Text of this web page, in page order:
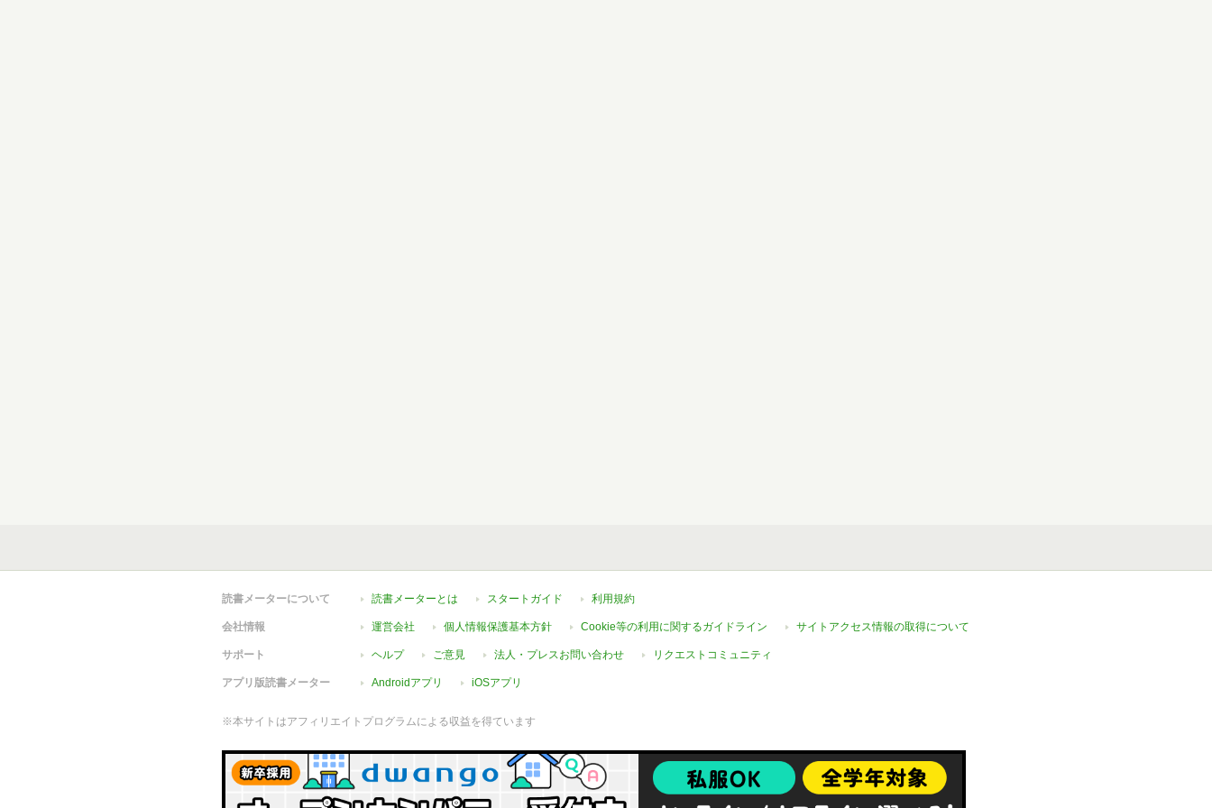
読書メーターについて 読書メーターとは スタートガイド 利用規約
会社情報 運営会社 個人情報保護基本方針 Cookie等の利用に関するガイドライン サイトアクセス情報の取得について
サポート ヘルプ ご意見 法人・プレスお問い合わせ リクエストコミュニティ
アプリ版読書メーター Androidアプリ iOSアプリ
※本サイトはアフィリエイトプログラムによる収益を得ています